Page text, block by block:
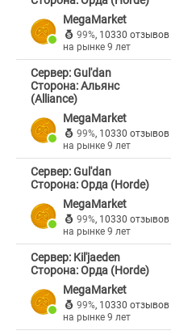
MegaMarket
99%, 10330 отзывов
на рынке 9 лет
Сервер: Gul'dan
Сторона: Альянс
(Alliance)
MegaMarket
99%, 10330 отзывов
на рынке 9 лет
Сервер: Gul'dan
Сторона: Орда (Horde)
MegaMarket
99%, 10330 отзывов
на рынке 9 лет
Сервер: Kil'jaeden
Сторона: Орда (Horde)
MegaMarket
99%, 10330 отзывов
на рынке 9 лет